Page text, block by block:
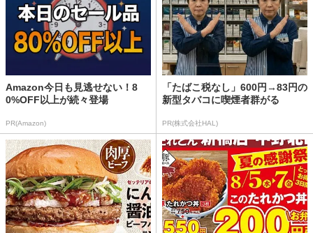
Amazon今日も見逃せない！8
0%OFF以上が続々登場
PR(Amazon)
「たばこ税なし」600円→83円の
新型タバコに喫煙者群がる
PR(株式会社HAL)